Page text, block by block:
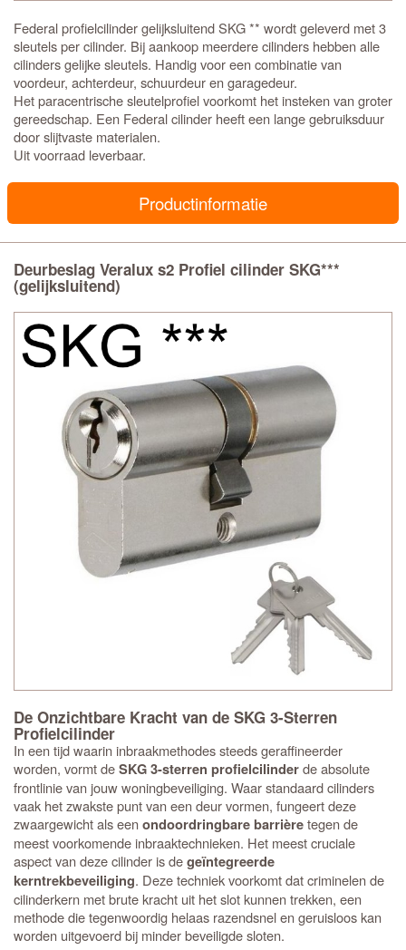
Federal profielcilinder gelijksluitend SKG ** wordt geleverd met 3
sleutels per cilinder. Bij aankoop meerdere cilinders hebben alle
cilinders gelijke sleutels. Handig voor een combinatie van
voordeur, achterdeur, schuurdeur en garagedeur.
Het paracentrische sleutelprofiel voorkomt het insteken van groter
gereedschap. Een Federal cilinder heeft een lange gebruiksduur
door slijtvaste materialen.
Uit voorraad leverbaar.
Productinformatie
Deurbeslag Veralux s2 Profiel cilinder SKG***
(gelijksluitend)
De Onzichtbare Kracht van de SKG 3-Sterren
Profielcilinder
In een tijd waarin inbraakmethodes steeds geraffineerder
worden, vormt deSKG 3-sterren profielcilinderde absolute
frontlinie van jouw woningbeveiliging. Waar standaard cilinders
vaak het zwakste punt van een deur vormen, fungeert deze
zwaargewicht als eenondoordringbare barrièretegen de
meest voorkomende inbraaktechnieken. Het meest cruciale
aspect van deze cilinder is degeïntegreerde
kerntrekbeveiliging. Deze techniek voorkomt dat criminelen de
cilinderkern met brute kracht uit het slot kunnen trekken, een
methode die tegenwoordig helaas razendsnel en geruisloos kan
worden uitgevoerd bij minder beveiligde sloten.